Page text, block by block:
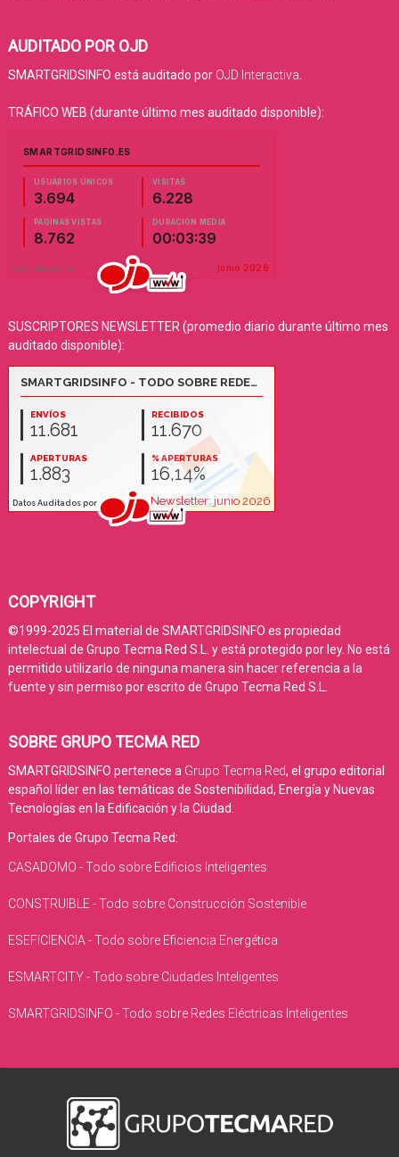
AUDITADO POR OJD
SMARTGRIDSINFO está auditado por OJD Interactiva
TRÁFICO WEB (durante último mes auditado disponible):
SUSCRIPTORES NEWSLETTER (promedio diario durante último mes
auditado disponible):
COPYRIGHT
©1999-2025 El material de SMARTGRIDSINFO es propiedad
intelectual de Grupo Tecma Red S.L. y está protegido por ley. No está
permitido utilizarlo de ninguna manera sin hacer referencia a la
fuente y sin permiso por escrito de Grupo Tecma Red S.L.
SOBRE GRUPO TECMA RED
SMARTGRIDSINFO pertenece a Grupo Tecma Red, el grupo editorial
español líder en las temáticas de Sostenibilidad, Energía y Nuevas
Tecnologías en la Edificación y la Ciudad.
Portales de Grupo Tecma Red:
CASADOMO - Todo sobre Edificios Inteligentes
CONSTRUIBLE - Todo sobre Construcción Sostenible
ESEFICIENCIA - Todo sobre Eficiencia Energética
ESMARTCITY - Todo sobre Ciudades Inteligentes
SMARTGRIDSINFO - Todo sobre Redes Eléctricas Inteligentes